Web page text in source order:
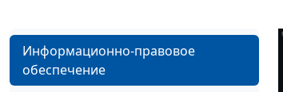
Информационно-правовое
обеспечение